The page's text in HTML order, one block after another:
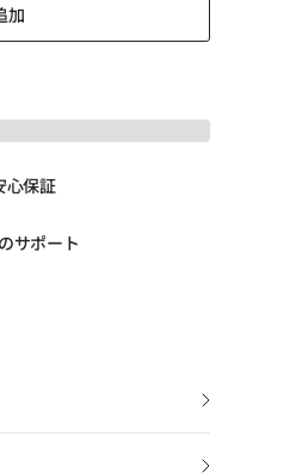
加
心保証
サポート